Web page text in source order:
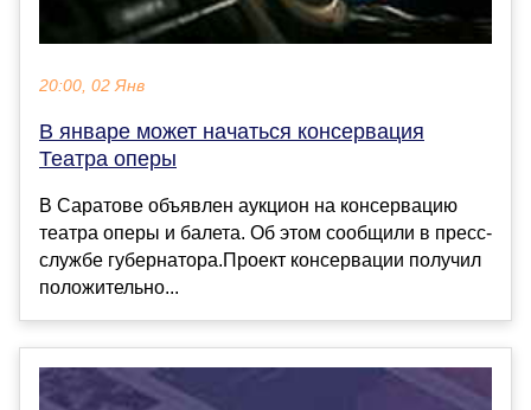
20:00, 02 Янв
В январе может начаться консервация
Театра оперы
В Саратове объявлен аукцион на консервацию
театра оперы и балета. Об этом сообщили в пресс-
службе губернатора.Проект консервации получил
положительно...